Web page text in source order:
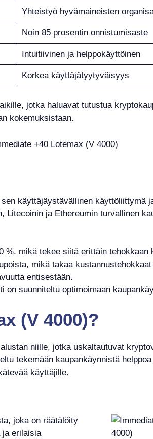
Yhteistyö hyvämaineisten
Noin 85 prosentin onnistumisaste
Intuitiivinen ja helppokäyttöinen
Korkea käyttäjätyytyväisyys
jotka haluavat tutustua
kokemuksistaan.
käyttäjäystävällinen käyttöliittymä
ja Ethereumin turvallinen
mikä tekee siitä erittäin tehokkaan
mikä takaa
entisestään.
on suunniteltu optimoimaan
(V 4000)?
niille, jotka uskaltautuvat
tekemään kaupankäynnistä
käyttäjille.
joka on räätälöity
ja erilaisia